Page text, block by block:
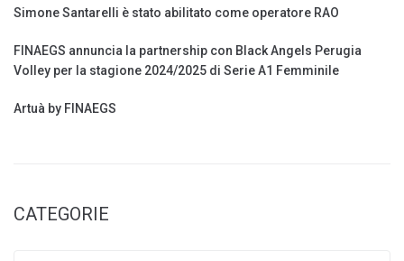
Simone Santarelli è stato abilitato come operatore RAO
FINAEGS annuncia la partnership con Black Angels Perugia
Volley per la stagione 2024/2025 di Serie A1 Femminile
Artuà by FINAEGS
CATEGORIE